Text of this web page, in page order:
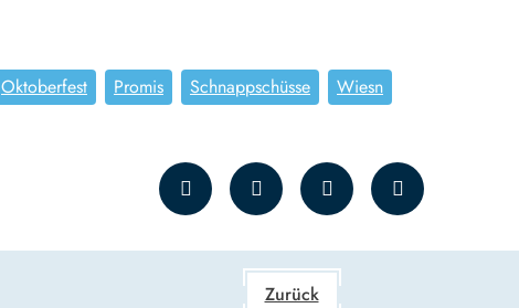
Oktoberfest Promis Schnappschüsse Wiesn
Zurück